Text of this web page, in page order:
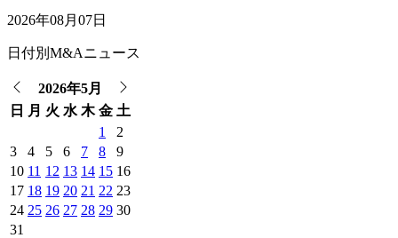
2026年08月07日
日付別M&Aニュース
2026年5月
日
月 火 水 木 金 土
1
2
3
4 5 6 7 8
9
10 11 12 13 14 15 16
17 18 19 20 21 22 23
24 25 26 27 28 29 30
31